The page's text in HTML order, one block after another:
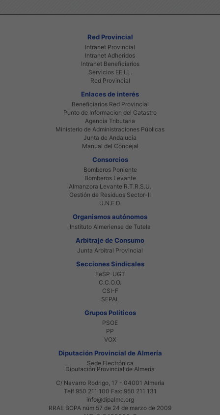
Red Provincial
Intranet Provincial
Intranet Adheridos
Intranet Beneficiarios
Servicios EE.LL.
Red Provincial
Enlaces de interés
Beneficiarios Red Provincial
Punto de Informacion del Catastro
Agencia Tributaria
Ministerio de Administraciones Públicas
Junta de Andalucia
Manual del Concejal
Consorcios
Bomberos Poniente
Bomberos Levante
Almanzora Levante R.T.R.S.U.
Gestión de Residuos Sector-II
U.N.E.D.
Organismos autónomos
Instituto Almeriense de Tutela
Arbitraje de Consumo
Junta Arbitral Provincial
Secciones Sindicales
FeSP-UGT
C.C.O.O.
CSI-F
SEPAL
Grupos Políticos
PSOE
PP
VOX
Diputación Provincial de Almería
Sede Electrónica
Diputación Provincial de Almería
C/ Navarro Rodrigo, 17 - 04001 Almería
Telf 950 211 100 Fax: 950 211 131
info@dipalme.org
RRAE BOPA núm 57 de 24 de marzo de 2009